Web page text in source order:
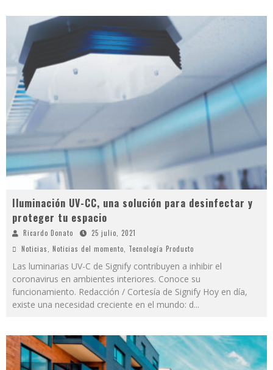
Iluminación UV-CC, una solución para desinfectar y
proteger tu espacio
Ricardo Donato
25 julio, 2021
Noticias
Noticias del momento Tecnología Producto
Las luminarias UV-C de Signify contribuyen a inhibir el
coronavirus en ambientes interiores. Conoce su
funcionamiento. Redacción / Cortesía de Signify Hoy en día,
existe una necesidad creciente en el mundo: d...